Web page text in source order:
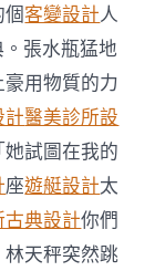
意
住
”〉
中
客變設計人
張水瓶猛地
豪用物質的力
計醫美診所設
試圖在我的
座遊艇設計太
古典設計你們
林天秤突然跳